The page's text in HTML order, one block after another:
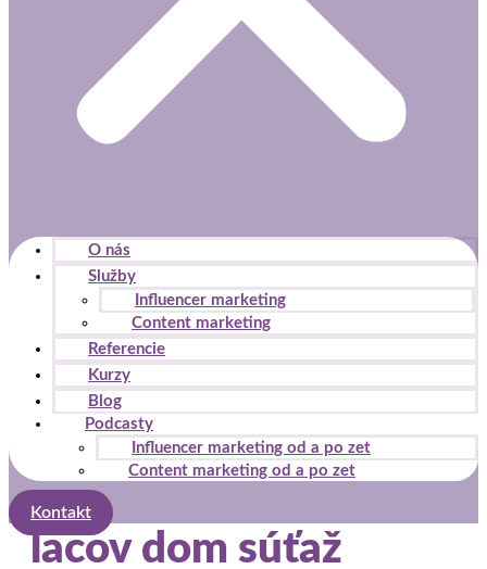
O nás
Služby
Influencer marketing
Content marketing
Referencie
Kurzy
Blog
Podcasty
Influencer marketing od a po zet
Content marketing od a po zet
Kontakt
lacov dom súťaž